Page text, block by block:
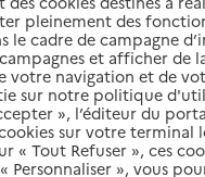
recherche aux favoris
pleinement des
le cadre de campagne
et afficher de
votre navigation et de
sur notre politique
», l’éditeur du
sur votre terminal
« Tout Refuser », ces
Personnaliser », vous